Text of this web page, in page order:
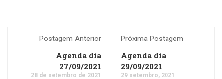
Postagem Anterior
Agenda dia
27/09/2021
28 de setembro de 2021
Próxima Postagem
Agenda dia
29/09/2021
29 setembro, 2021